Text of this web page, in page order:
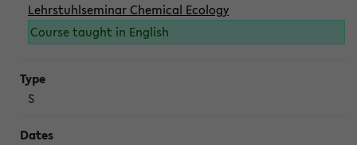
Lehrstuhlseminar Chemical Ecology
Course taught in English
S